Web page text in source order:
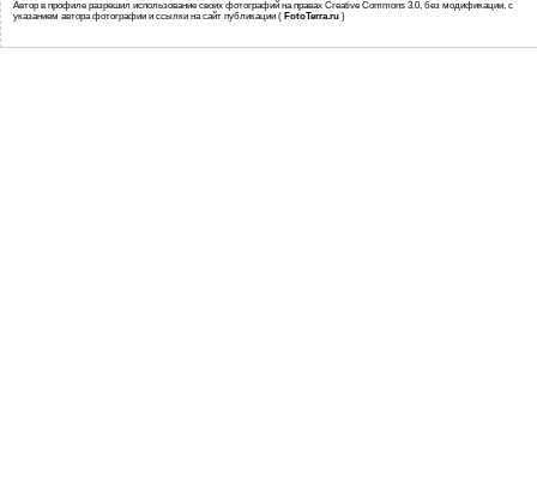
Автор в профиле разрешил использование своих фотографий на правах Creative Commons 3.0, без модификации, с
указанием автора фотографии и ссылки на сайт публикации ( FotoTerra.ru )